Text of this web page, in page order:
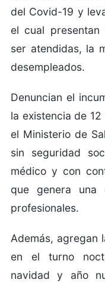
del Covid-19 y
el cual presentan
ser atendidas, la
desempleados.
Denuncian el
la existencia de
el Ministerio de
sin seguridad
médico y con
que genera una
profesionales.
Además, agregan
en el turno
navidad y año